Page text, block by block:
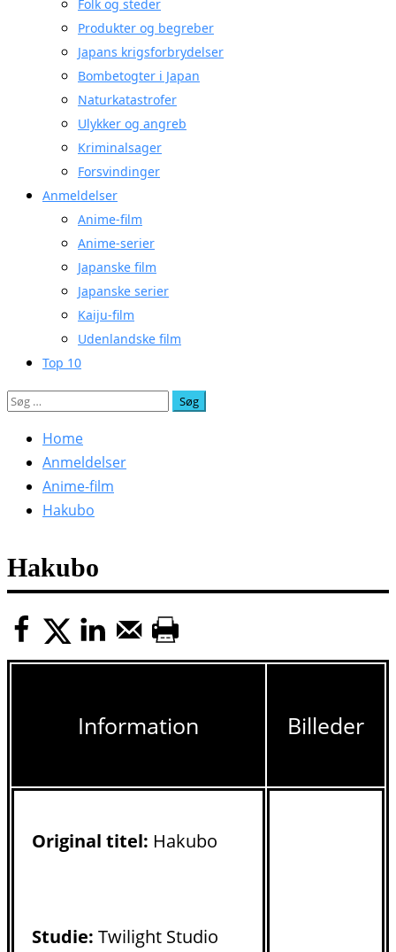
Folk og steder
Produkter og begreber
Japans krigsforbrydelser
Bombetogter i Japan
Naturkatastrofer
Ulykker og angreb
Kriminalsager
Forsvindinger
Anmeldelser
Anime-film
Anime-serier
Japanske film
Japanske serier
Kaiju-film
Udenlandske film
Top 10
Søg
Home
Anmeldelser
Anime-film
Hakubo
Hakubo
Information Billeder
Original titel: Hakubo
Studie: Twilight Studio